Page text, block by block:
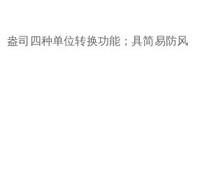
盎司四种单位转换功能；具简易防风